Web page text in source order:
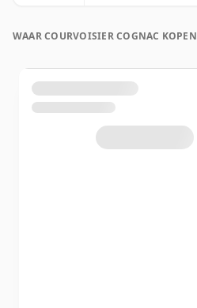
WAAR COURVOISIER COGNAC KOPEN